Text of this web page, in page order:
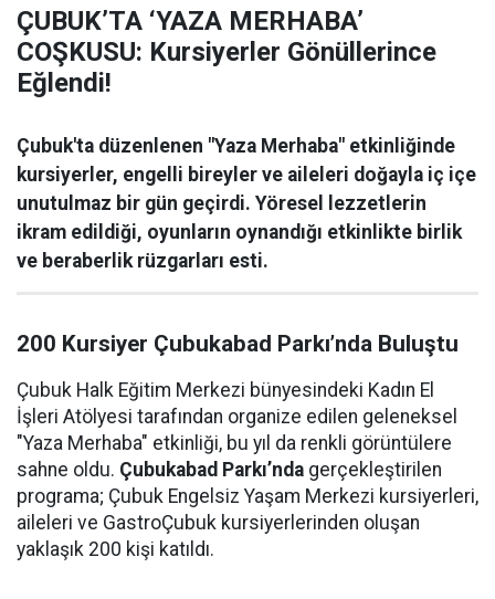
ÇUBUK’TA ‘YAZA MERHABA’
COŞKUSU: Kursiyerler Gönüllerince
Eğlendi!
Çubuk'ta düzenlenen "Yaza Merhaba" etkinliğinde
kursiyerler, engelli bireyler ve aileleri doğayla iç içe
unutulmaz bir gün geçirdi. Yöresel lezzetlerin
ikram edildiği, oyunların oynandığı etkinlikte birlik
ve beraberlik rüzgarları esti.
200 Kursiyer Çubukabad Parkı’nda Buluştu
Çubuk Halk Eğitim Merkezi bünyesindeki Kadın El
İşleri Atölyesi tarafından organize edilen geleneksel
"Yaza Merhaba" etkinliği, bu yıl da renkli görüntülere
sahne oldu. Çubukabad Parkı’nda gerçekleştirilen
programa; Çubuk Engelsiz Yaşam Merkezi kursiyerleri,
aileleri ve GastroÇubuk kursiyerlerinden oluşan
yaklaşık 200 kişi katıldı.